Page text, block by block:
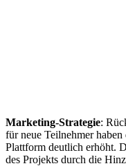
Marketing-Strategie:
für neue Teilnehmer
Plattform deutlich erhöht.
des Projekts durch die